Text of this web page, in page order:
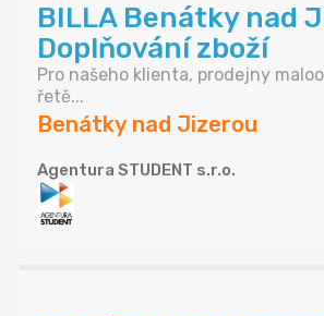
BILLA Benátky nad
Doplňování zboží
Pro našeho klienta, prodejny
řetě...
Benátky nad Jizerou
Agentura STUDENT s.r.o.